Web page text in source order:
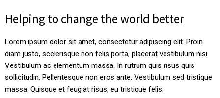
Helping to change the world better
Lorem ipsum dolor sit amet, consectetur adipiscing elit. Proin
diam justo, scelerisque non felis porta, placerat vestibulum nisi.
Vestibulum ac elementum massa. In rutrum quis risus quis
sollicitudin. Pellentesque non eros ante. Vestibulum sed tristique
massa. Quisque et feugiat risus, eu tristique felis.